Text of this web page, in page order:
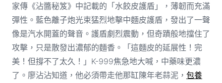
家傳《沾醬秘笈》中記載的「水餃皮護盾」，薄韌而充滿
彈性。藍色離子炮光束猛烈地擊中麵皮護盾，發出了一聲
像是汽水開蓋的聲音。護盾劇烈震動，但奇蹟般地擋住了
攻擊，只是散發出濃郁的麵香。「這麵皮的延展性！完
美！但撐不了太久！」K-999焦急地大喊，中藥味更濃
了。廖沾沾知道，他必須帶走他那缸陳年老蒜泥， 包養